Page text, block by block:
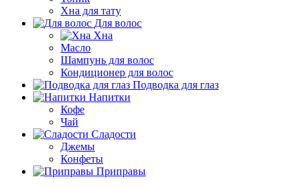
Хна для тату
Для волос
Хна
Масло
Шампунь для волос
Кондиционер для волос
Подводка для глаз
Напитки
Кофе
Чай
Сладости
Джемы
Конфеты
Приправы